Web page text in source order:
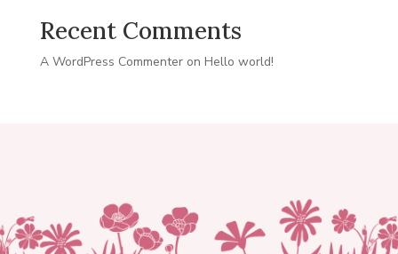
Recent Comments
A WordPress Commenteron Hello world!